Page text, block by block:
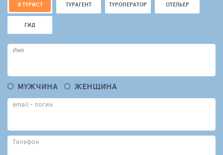
Я ТУРИСТ ТУРАГЕНТ ТУРОПЕРАТОР ОТЕЛЬЕР
ГИД
Имя
МУЖЧИНА ЖЕНЩИНА
email - логин
Телефон